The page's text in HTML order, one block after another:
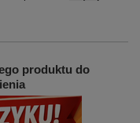
produktu do